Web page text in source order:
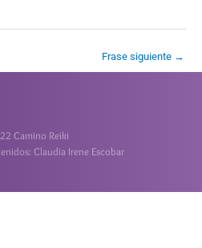
Frase siguiente →
Camino Reiki
Claudia Irene Escobar